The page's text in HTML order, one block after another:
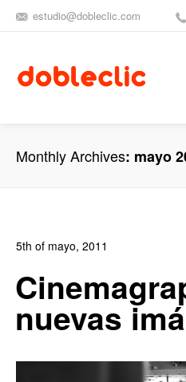
estudio@dobleclic.com
Monthly Archives mayo
5th of mayo, 2011
0
nuevas